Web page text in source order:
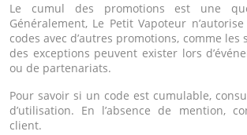
Le cumul des promotions est une
Généralement, Le Petit Vapoteur
codes avec d’autres promotions, comme les
des exceptions peuvent exister lors
ou de partenariats.
Pour savoir si un code est cumulable,
d’utilisation. En l’absence de mention,
client.